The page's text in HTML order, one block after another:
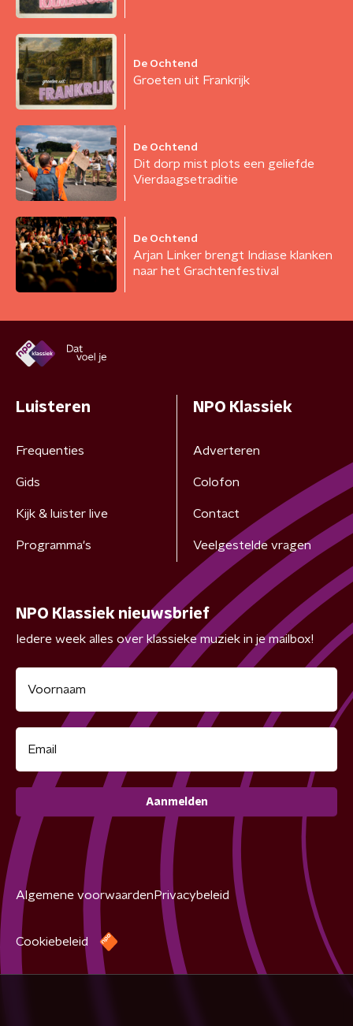
De Ochtend
Groeten uit Frankrijk
De Ochtend
Dit dorp mist plots een geliefde
Vierdaagsetraditie
De Ochtend
Arjan Linker brengt Indiase klanken
naar het Grachtenfestival
Luisteren
Frequenties
Gids
Kijk & luister live
Programma's
NPO Klassiek
Adverteren
Colofon
Contact
Veelgestelde vragen
NPO Klassiek nieuwsbrief
Iedere week alles over klassieke muziek in je mailbox!
Aanmelden
Algemene voorwaarden Privacybeleid
Cookiebeleid